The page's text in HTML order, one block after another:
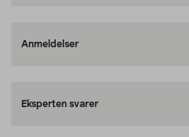
Anmeldelser
Eksperten svarer